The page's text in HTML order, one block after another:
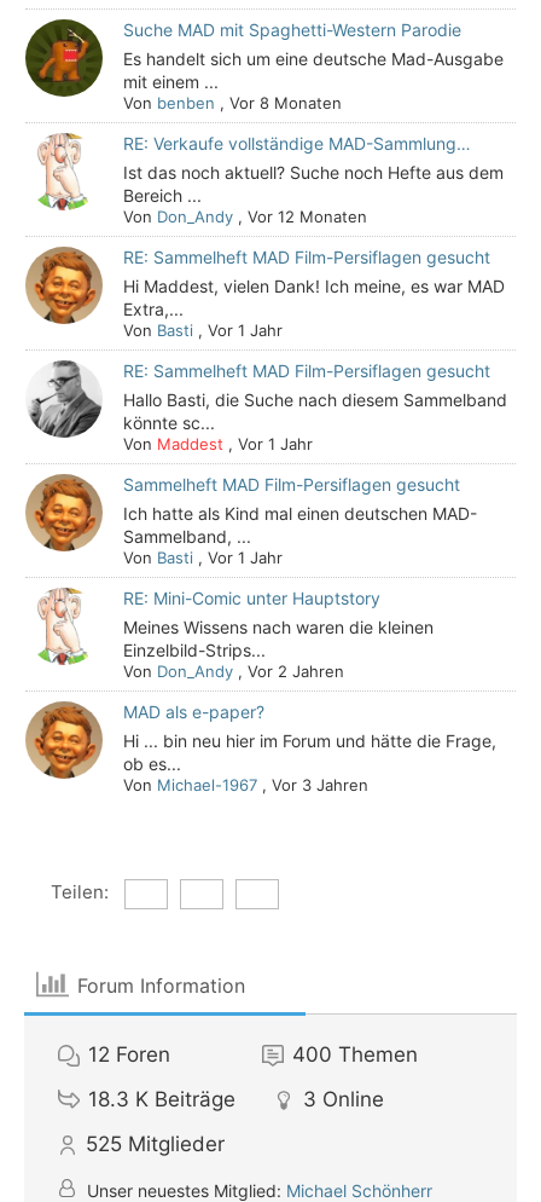
Suche MAD mit Spaghetti-Western Parodie
Es handelt sich um eine deutsche Mad-Ausgabe
mit einem ...
Von benben ,Vor 8 Monaten
RE: Verkaufe vollständige MAD-Sammlung…
Ist das noch aktuell? Suche noch Hefte aus dem
Bereich ...
Von Don_Andy ,Vor 12 Monaten
RE: Sammelheft MAD Film-Persiflagen gesucht
Hi Maddest, vielen Dank! Ich meine, es war MAD
Extra,...
Von Basti ,Vor 1 Jahr
RE: Sammelheft MAD Film-Persiflagen gesucht
Hallo Basti, die Suche nach diesem Sammelband
könnte sc...
Von Maddest ,Vor 1 Jahr
Sammelheft MAD Film-Persiflagen gesucht
Ich hatte als Kind mal einen deutschen MAD-
Sammelband, ...
Von Basti ,Vor 1 Jahr
RE: Mini-Comic unter Hauptstory
Meines Wissens nach waren die kleinen
Einzelbild-Strips...
Von Don_Andy ,Vor 2 Jahren
MAD als e-paper?
Hi ... bin neu hier im Forum und hätte die Frage,
ob es...
Von Michael-1967 ,Vor 3 Jahren
Teilen:
Forum Information
12 Foren 400 Themen
18.3 K Beiträge 3 Online
525 Mitglieder
Unser neuestes Mitglied: Michael Schönherr